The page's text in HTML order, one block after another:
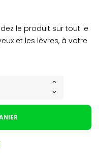
le produit sur tout le
et les lèvres, à votre